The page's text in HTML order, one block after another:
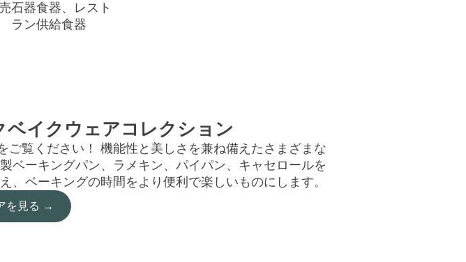
石器食器、レスト
ラン供給食器
ベイクウェアコレクション
ご覧ください！ 機能性と美しさを兼ね備えたさまざまな
ベーキングパン、ラメキン、パイパン、キャセロールを
、ベーキングの時間をより便利で楽しいものにします。
を見る →